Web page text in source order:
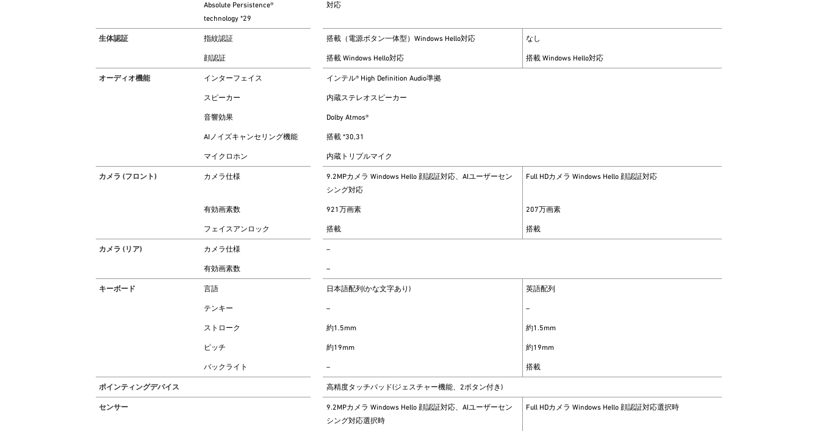
Absolute Persistence®
technology *29
対応
生体認証 指紋認証 搭載（電源ボタン一体型）Windows Hello対応 なし
顔認証 搭載 Windows Hello対応 搭載 Windows Hello対応
オーディオ機能 インターフェイス インテル® High Definition Audio準拠
スピーカー 内蔵ステレオスピーカー
音響効果 Dolby Atmos®
AIノイズキャンセリング機能 搭載 *30,31
マイクロホン 内蔵トリプルマイク
カメラ (フロント) カメラ仕様
9.2MPカメラ Windows Hello 顔認証対応、AIユーザーセン
シング対応
Full HDカメラ Windows Hello 顔認証対応
有効画素数 921万画素 207万画素
フェイスアンロック 搭載 搭載
カメラ (リア) カメラ仕様 –
有効画素数 –
キーボード 言語 日本語配列(かな文字あり) 英語配列
テンキー – –
ストローク 約1.5mm 約1.5mm
ピッチ 約19mm 約19mm
バックライト – 搭載
ポインティングデバイス 高精度タッチパッド(ジェスチャー機能、2ボタン付き)
センサー
9.2MPカメラ Windows Hello 顔認証対応、AIユーザーセン
シング対応選択時
Full HDカメラ Windows Hello 顔認証対応選択時